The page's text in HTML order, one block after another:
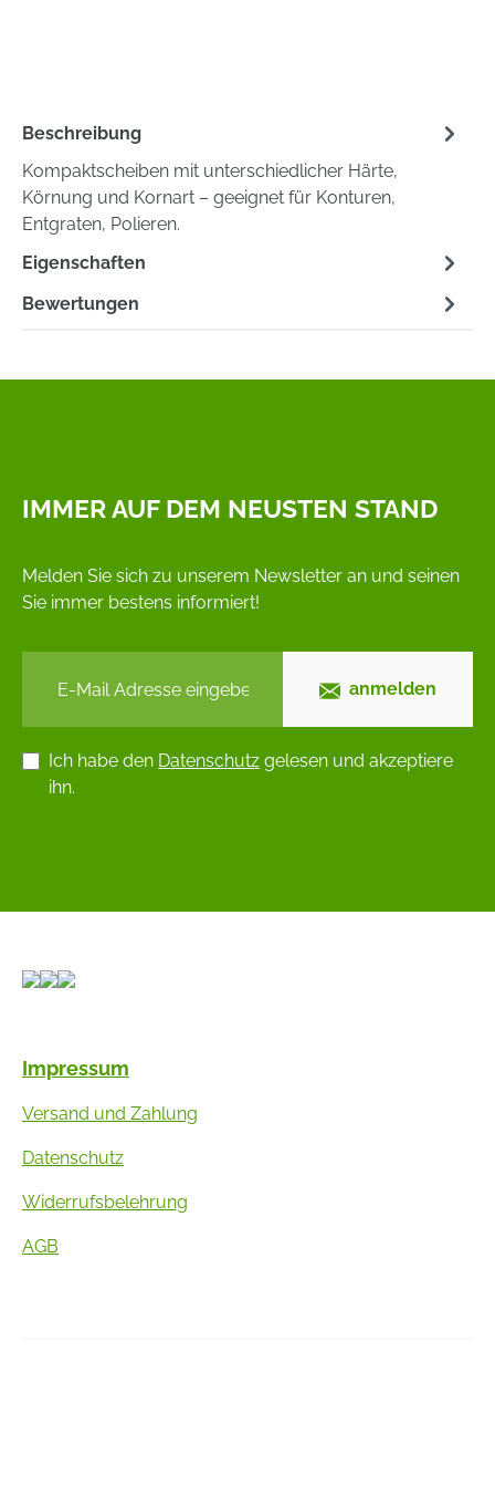
Beschreibung
Kompaktscheiben mit unterschiedlicher Härte,
Körnung und Kornart – geeignet für Konturen,
Entgraten, Polieren.
Eigenschaften
Bewertungen
IMMER AUF DEM NEUSTEN STAND
Melden Sie sich zu unserem Newsletter an und seinen
Sie immer bestens informiert!
anmelden
Ich habe den Datenschutz gelesen und akzeptiere
ihn.
Impressum
Versand und Zahlung
Datenschutz
Widerrufsbelehrung
AGB